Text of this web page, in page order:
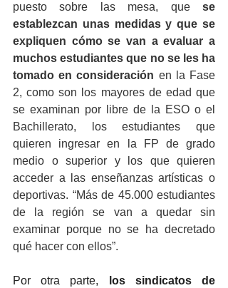
puesto sobre las mesa, que se
establezcan unas medidas y que se
expliquen cómo se van a evaluar a
muchos estudiantes que no se les ha
tomado en consideración en la Fase
2, como son los mayores de edad que
se examinan por libre de la ESO o el
Bachillerato, los estudiantes que
quieren ingresar en la FP de grado
medio o superior y los que quieren
acceder a las enseñanzas artísticas o
deportivas. “Más de 45.000 estudiantes
de la región se van a quedar sin
examinar porque no se ha decretado
qué hacer con ellos”.
Por otra parte, los sindicatos de